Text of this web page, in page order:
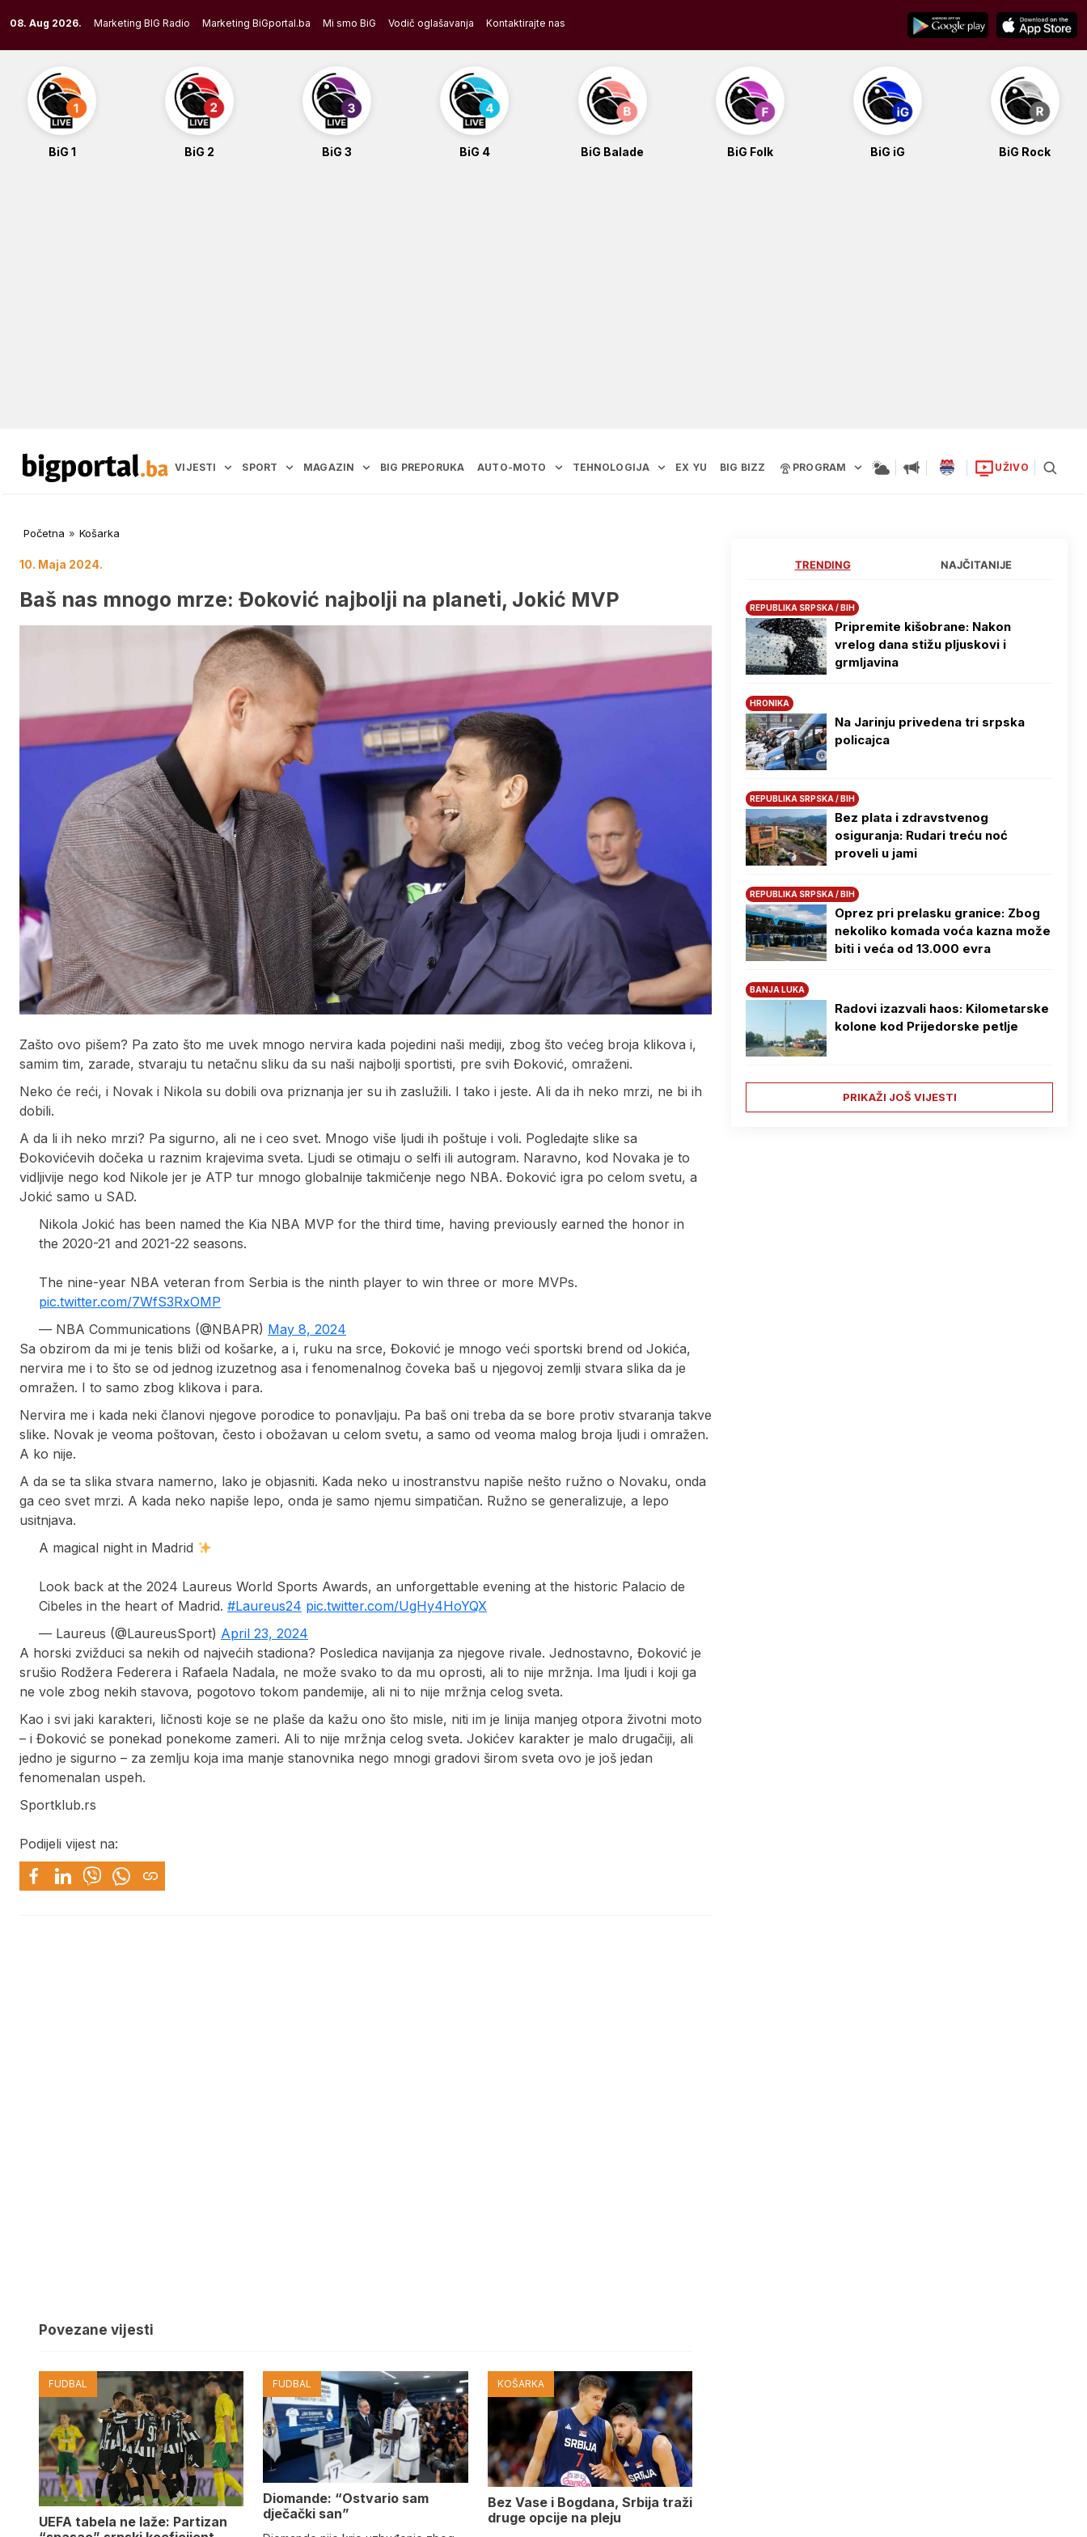
to
content
08. Aug 2026. Marketing BIG Radio Marketing BiGportal.ba Mi smo BiG Vodič oglašavanja Kontaktirajte nas
BiG 1 BiG 2 BiG 3 BiG 4 BiG Balade BiG Folk BiG iG BiG Rock
VIJESTI SPORT MAGAZIN BIG PREPORUKA AUTO-MOTO TEHNOLOGIJA EX YU BIG BIZZ PROGRAM UŽIVO
Početna » Košarka
10. Maja 2024.
Baš nas mnogo mrze: Đoković najbolji na planeti, Jokić MVP
Zašto ovo pišem? Pa zato što me uvek mnogo nervira kada pojedini naši mediji, zbog što većeg broja klikova i,
samim tim, zarade, stvaraju tu netačnu sliku da su naši najbolji sportisti, pre svih Đoković, omraženi.
Neko će reći, i Novak i Nikola su dobili ova priznanja jer su ih zaslužili. I tako i jeste. Ali da ih neko mrzi, ne bi ih
dobili.
A da li ih neko mrzi? Pa sigurno, ali ne i ceo svet. Mnogo više ljudi ih poštuje i voli. Pogledajte slike sa
Đokovićevih dočeka u raznim krajevima sveta. Ljudi se otimaju o selfi ili autogram. Naravno, kod Novaka je to
vidljivije nego kod Nikole jer je ATP tur mnogo globalnije takmičenje nego NBA. Đoković igra po celom svetu, a
Jokić samo u SAD.
Nikola Jokić has been named the Kia NBA MVP for the third time, having previously earned the honor in
the 2020-21 and 2021-22 seasons.
The nine-year NBA veteran from Serbia is the ninth player to win three or more MVPs.
pic.twitter.com/7WfS3RxOMP
— NBA Communications (@NBAPR) May 8, 2024
Sa obzirom da mi je tenis bliži od košarke, a i, ruku na srce, Đoković je mnogo veći sportski brend od Jokića,
nervira me i to što se od jednog izuzetnog asa i fenomenalnog čoveka baš u njegovoj zemlji stvara slika da je
omražen. I to samo zbog klikova i para.
Nervira me i kada neki članovi njegove porodice to ponavljaju. Pa baš oni treba da se bore protiv stvaranja takve
slike. Novak je veoma poštovan, često i obožavan u celom svetu, a samo od veoma malog broja ljudi i omražen.
A ko nije.
A da se ta slika stvara namerno, lako je objasniti. Kada neko u inostranstvu napiše nešto ružno o Novaku, onda
ga ceo svet mrzi. A kada neko napiše lepo, onda je samo njemu simpatičan. Ružno se generalizuje, a lepo
usitnjava.
A magical night in Madrid
Look back at the 2024 Laureus World Sports Awards, an unforgettable evening at the historic Palacio de
Cibeles in the heart of Madrid. #Laureus24 pic.twitter.com/UgHy4HoYQX
— Laureus (@LaureusSport) April 23, 2024
A horski zvižduci sa nekih od najvećih stadiona? Posledica navijanja za njegove rivale. Jednostavno, Đoković je
srušio Rodžera Federera i Rafaela Nadala, ne može svako to da mu oprosti, ali to nije mržnja. Ima ljudi i koji ga
ne vole zbog nekih stavova, pogotovo tokom pandemije, ali ni to nije mržnja celog sveta.
Kao i svi jaki karakteri, ličnosti koje se ne plaše da kažu ono što misle, niti im je linija manjeg otpora životni moto
– i Đoković se ponekad ponekome zameri. Ali to nije mržnja celog sveta. Jokićev karakter je malo drugačiji, ali
jedno je sigurno – za zemlju koja ima manje stanovnika nego mnogi gradovi širom sveta ovo je još jedan
fenomenalan uspeh.
Sportklub.rs
Podijeli vijest na:
Povezane vijesti
FUDBAL
UEFA tabela ne laže: Partizan
FUDBAL
Diomande: “Ostvario sam
dječački san”
KOŠARKA
Bez Vase i Bogdana, Srbija traži
druge opcije na pleju
TRENDING NAJČITANIJE
REPUBLIKA SRPSKA / BIH
Pripremite kišobrane: Nakon
vrelog dana stižu pljuskovi i
grmljavina
HRONIKA
Na Јarinju privedena tri srpska
policajca
REPUBLIKA SRPSKA / BIH
Bez plata i zdravstvenog
osiguranja: Rudari treću noć
proveli u jami
REPUBLIKA SRPSKA / BIH
Oprez pri prelasku granice: Zbog
nekoliko komada voća kazna može
biti i veća od 13.000 evra
BANJA LUKA
Radovi izazvali haos: Kilometarske
kolone kod Prijedorske petlje
PRIKAŽI JOŠ VIJESTI